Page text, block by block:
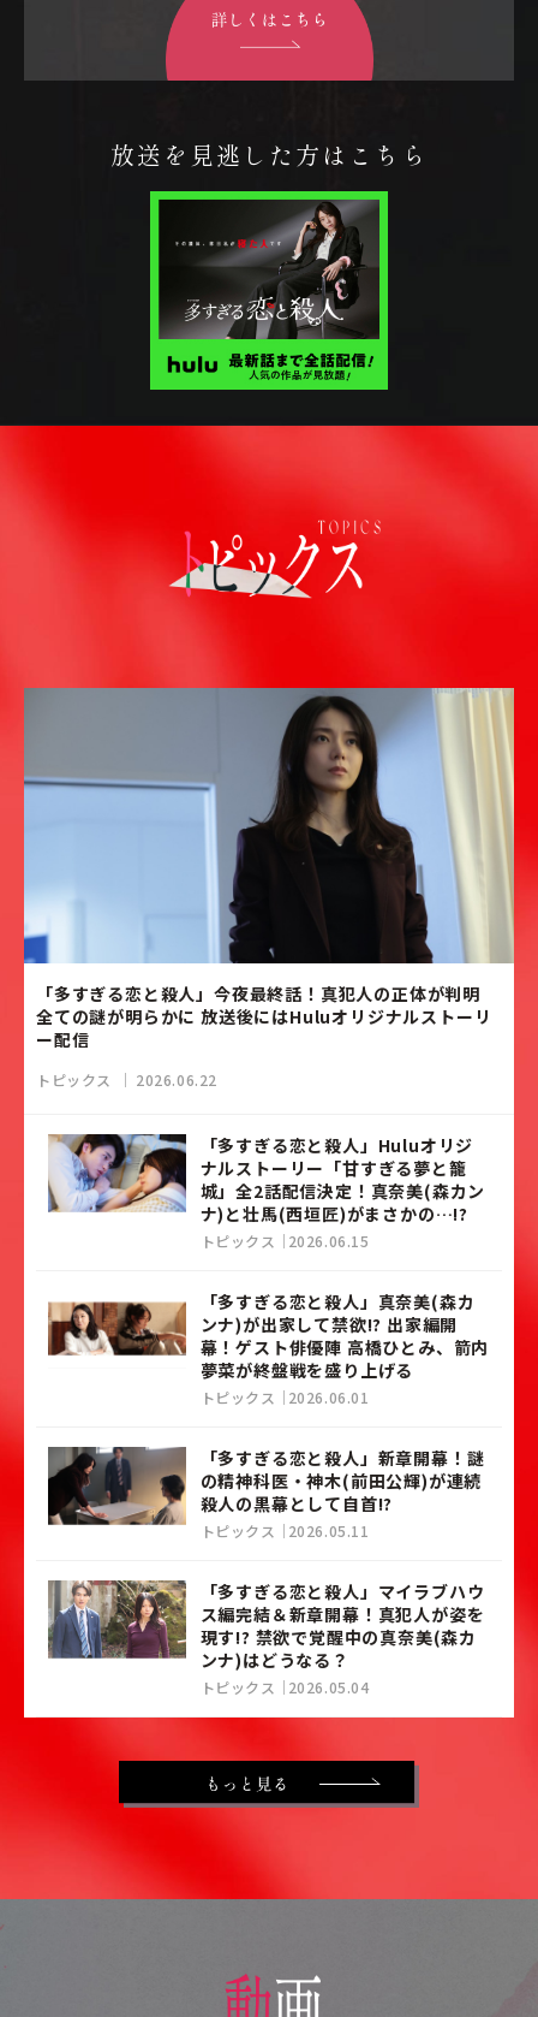
放送を見逃した方はこちら
「多すぎる恋と殺人」今夜最終話！真犯人の正体が判明
全ての謎が明らかに 放送後にはHuluオリジナルストーリ
ー配信
トピックス 2026.06.22
「多すぎる恋と殺人」Huluオリジ
ナルストーリー「甘すぎる夢と籠
城」全2話配信決定！真奈美(森カン
ナ)と壮馬(西垣匠)がまさかの…!?
トピックス 2026.06.15
「多すぎる恋と殺人」真奈美(森カ
ンナ)が出家して禁欲!? 出家編開
幕！ゲスト俳優陣 高橋ひとみ、箭内
夢菜が終盤戦を盛り上げる
トピックス 2026.06.01
「多すぎる恋と殺人」新章開幕！謎
の精神科医・神木(前田公輝)が連続
殺人の黒幕として自首!?
トピックス 2026.05.11
「多すぎる恋と殺人」マイラブハウ
ス編完結＆新章開幕！真犯人が姿を
現す!? 禁欲で覚醒中の真奈美(森カ
ンナ)はどうなる？
トピックス 2026.05.04